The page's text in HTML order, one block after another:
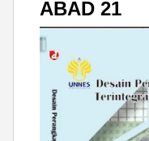
ABAD 21